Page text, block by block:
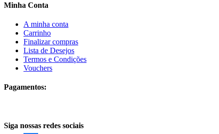
Minha Conta
A minha conta
Carrinho
Finalizar compras
Lista de Desejos
Termos e Condições
Vouchers
Pagamentos:
Siga nossas redes sociais